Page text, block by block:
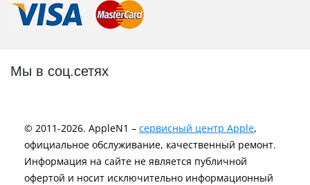
Мы в соц.сетях
© 2011-2026. AppleN1 – сервисный центр Apple,
официальное обслуживание, качественный ремонт.
Информация на сайте не является публичной
офертой и носит исключительно информационный